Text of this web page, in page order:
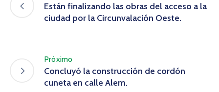
Están finalizando las obras del acceso a la
ciudad por la Circunvalación Oeste.
Próximo
Concluyó la construcción de cordón
cuneta en calle Alem.